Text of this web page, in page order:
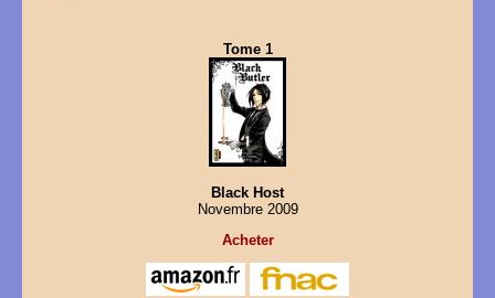
Tome 1
Black Host
Novembre 2009
Acheter